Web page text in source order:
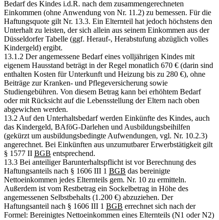
Bedarf des Kindes i.d.R. nach dem zusammengerechneten
Einkommen (ohne Anwendung von Nr. 11.2) zu bemessen. Für die
Haftungsquote gilt Nr. 13.3. Ein Elternteil hat jedoch höchstens den
Unterhalt zu leisten, der sich allein aus seinem Einkommen aus der
Düsseldorfer Tabelle (ggf. Herauf-, Herabstufung abzüglich volles
Kindergeld) ergibt.
13.1.2 Der angemessene Bedarf eines volljährigen Kindes mit
eigenem Hausstand beträgt in der Regel monatlich 670 € (darin sind
enthalten Kosten für Unterkunft und Heizung bis zu 280 €), ohne
Beiträge zur Kranken- und Pflegeversicherung sowie
Studiengebühren. Von diesem Betrag kann bei erhöhtem Bedarf
oder mit Rücksicht auf die Lebensstellung der Eltern nach oben
abgewichen werden.
13.2 Auf den Unterhaltsbedarf werden Einkünfte des Kindes, auch
das Kindergeld, BAföG-Darlehen und Ausbildungsbeihilfen
(gekürzt um ausbildungsbedingte Aufwendungen, vgl. Nr. 10.2.3)
angerechnet. Bei Einkünften aus unzumutbarer Erwerbstätigkeit gilt
§ 1577 II BGB entsprechend.
13.3 Bei anteiliger Barunterhaltspflicht ist vor Berechnung des
Haftungsanteils nach § 1606 III 1 BGB das bereinigte
Nettoeinkommen jedes Elternteils gem. Nr. 10 zu ermitteln.
Außerdem ist vom Restbetrag ein Sockelbetrag in Höhe des
angemessenen Selbstbehalts (1.200 €) abzuziehen. Der
Haftungsanteil nach § 1606 III 1 BGB errechnet sich nach der
Formel: Bereinigtes Nettoeinkommen eines Elternteils (N1 oder N2)